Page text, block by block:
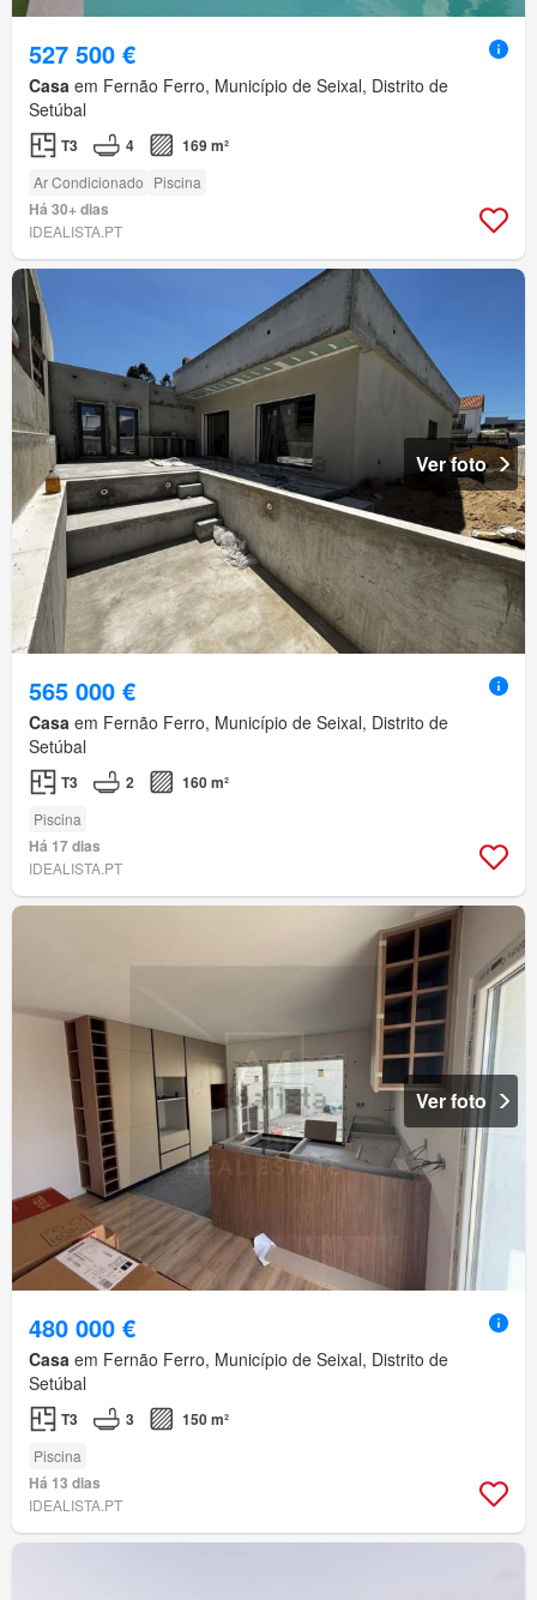
527 500 €
Casa em Fernão Ferro, Município de Seixal, Distrito de
Setúbal
T3 4 169 m²
Ar Condicionado Piscina
Há 30+ dias
IDEALISTA.PT
Ver foto
565 000 €
Casa em Fernão Ferro, Município de Seixal, Distrito de
Setúbal
T3 2 160 m²
Piscina
Há 17 dias
IDEALISTA.PT
Ver foto
480 000 €
Casa em Fernão Ferro, Município de Seixal, Distrito de
Setúbal
T3 3 150 m²
Piscina
Há 13 dias
IDEALISTA.PT